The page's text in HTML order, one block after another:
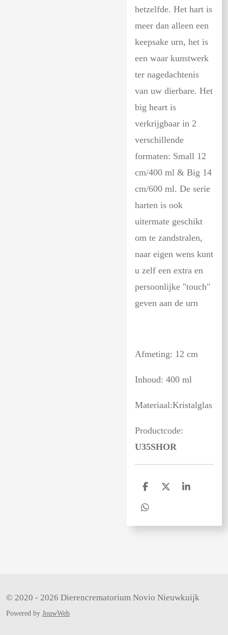
hetzelfde. Het hart is
meer dan alleen een
keepsake urn, het is
een waar kunstwerk
ter nagedachtenis
van uw dierbare. Het
big heart is
verkrijgbaar in 2
verschillende
formaten: Small 12
cm/400 ml & Big 14
cm/600 ml. De serie
harten is ook
uitermate geschikt
om te zandstralen,
naar eigen wens kunt
u zelf een extra en
persoonlijke "touch"
geven aan de urn
Afmeting: 12 cm
Inhoud: 400 ml
Materiaal:Kristalglas
Productcode:
U35SHOR
D
l
n
D
S
e
D
© 2020 - 2026 Dierencrematorium Novio Nieuwkuijk
Powered by JouwWeb